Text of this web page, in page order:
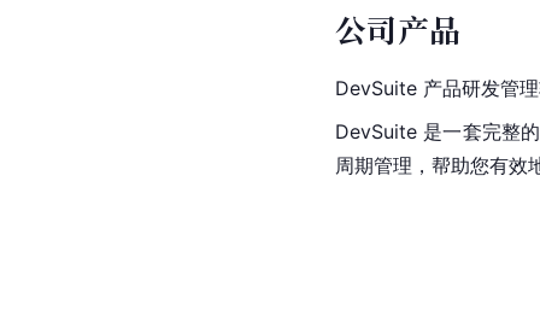
公司产品
DevSuite 产品研发管
DevSuite 是一套完整
周期管理，帮助您有效